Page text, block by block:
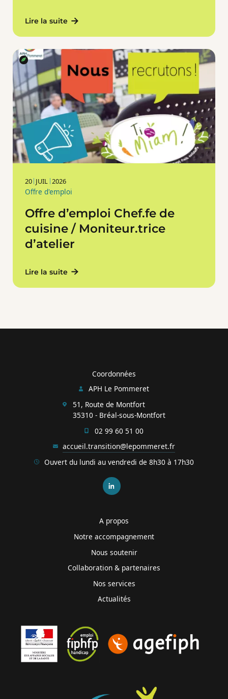
Lire la suite
20 JUIL 2026
Offre d'emploi
Offre d’emploi Chef.fe de
cuisine / Moniteur.trice
d’atelier
Lire la suite
Coordonnées
APH Le Pommeret
51, Route de Montfort
35310 - Bréal-sous-Montfort
02 99 60 51 00
accueil.transition@lepommeret.fr
Ouvert du lundi au vendredi de 8h30 à 17h30
A propos
Notre accompagnement
Nous soutenir
Collaboration & partenaires
Nos services
Actualités